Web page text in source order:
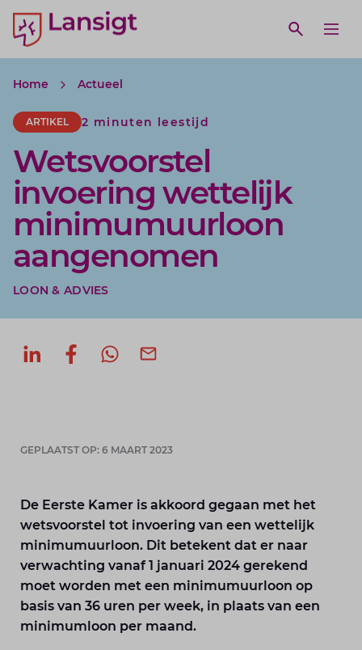
Lansigt Accountants logo
Open
search website
Home Actueel
ARTIKEL 2 minuten leestijd
Wetsvoorstel
invoering wettelijk
minimumuurloon
aangenomen
LOON & ADVIES
Deel op LinkedIn
Deel op Facebook
GEPLAATST OP: 6 MAART 2023
De Eerste Kamer is akkoord gegaan met het
wetsvoorstel tot invoering van een wettelijk
minimumuurloon. Dit betekent dat er naar
verwachting vanaf 1 januari 2024 gerekend
moet worden met een minimumuurloon op
basis van 36 uren per week, in plaats van een
minimumloon per maand.